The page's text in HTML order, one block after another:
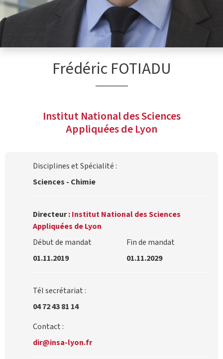
Frédéric FOTIADU
Institut National des Sciences
Appliquées de Lyon
Disciplines et Spécialité :
Sciences - Chimie
Directeur :Institut National des Sciences
Appliquées de Lyon
Début de mandat
01.11.2019
Fin de mandat
01.11.2029
Tél secrétariat :
04 72 43 81 14
Contact :
dir@insa-lyon.fr